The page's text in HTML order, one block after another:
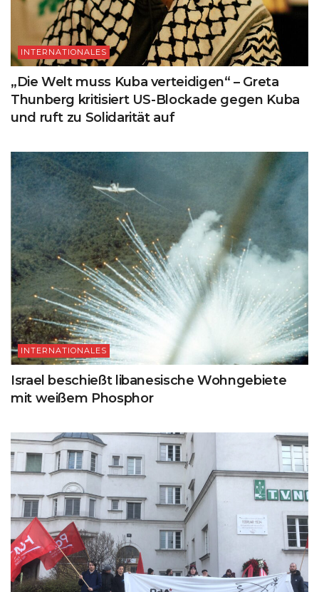
INTERNATIONALES
„Die Welt muss Kuba verteidigen“ – Greta
Thunberg kritisiert US-Blockade gegen Kuba
und ruft zu Solidarität auf
INTERNATIONALES
Israel beschießt libanesische Wohngebiete
mit weißem Phosphor